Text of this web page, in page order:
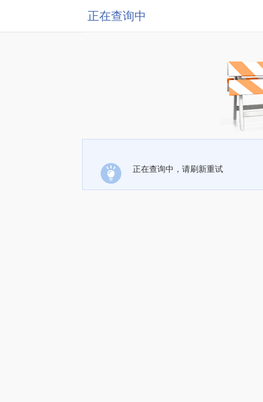
正在查询中
正在查询中，请刷新重试